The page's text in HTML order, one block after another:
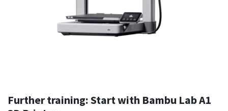
Further training: Start with Bambu Lab A1